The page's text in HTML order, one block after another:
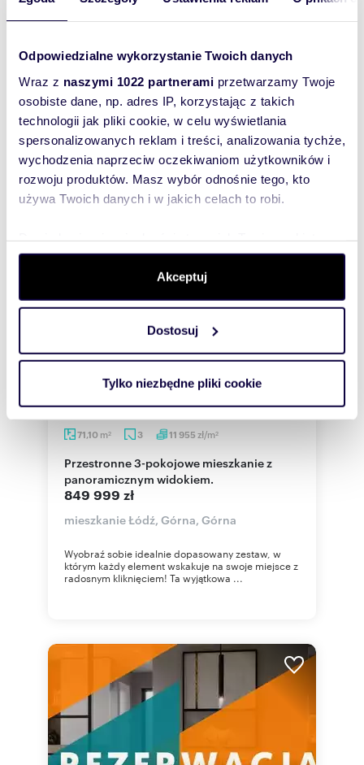
Odpowiedzialne wykorzystanie Twoich danych
Wraz z naszymi 1022 partnerami przetwarzamy Twoje
osobiste dane, np. adres IP, korzystając z takich
technologii jak pliki cookie, w celu wyświetlania
spersonalizowanych reklam i treści, analizowania tychże,
wychodzenia naprzeciw oczekiwaniom użytkowników i
rozwoju produktów. Masz wybór odnośnie tego, kto
używa Twoich danych i w jakich celach to robi.
dane są przetwarzane oraz ustaw własne preferencje w
. W Deklaracji plików cookie możesz
zmienić lub wycofać swoją zgodę w dowolnej chwili.
Wykorzystujemy pliki cookie do spersonalizowania treści
i reklam, aby oferować funkcje społecznościowe i
korzystasz z naszej witryny, udostępniamy partnerom
Partnerzy mogą połączyć te informacje z innymi danymi
korzystania z ich usług.
Akceptuj
Dostosuj
Tylko niezbędne pliki cookie
Łodzi - Górna z dużym potencjałem
mieszkanie Łódź, Górna, Radomska
Zapraszamy do zapoznania się z ofertą sprzedaży
mieszkania o powierzchni 50 m², położonego w
atrakcyjnej części Łodzi przy ul. R...
71,10 m2 3 11 955 zł/m2
Przestronne 3-pokojowe mieszkanie z
panoramicznym widokiem.
849 999 zł
mieszkanie Łódź, Górna, Górna
Wyobraź sobie idealnie dopasowany zestaw, w
którym każdy element wskakuje na swoje miejsce z
radosnym kliknięciem! Ta wyjątkowa ...